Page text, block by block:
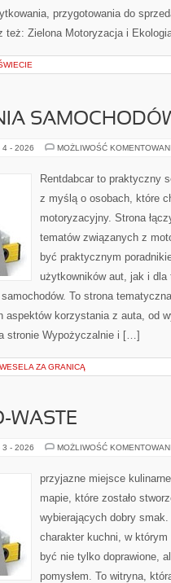
przygotowania do
też: Zielona Motoryzacja i
4 - 2026 MOŻLIWOŚĆ
Rentdabcar to praktyczny
z myślą o osobach, które
motoryzacyjny. Strona
tematów związanych z
być praktycznym
użytkowników aut, jak i
To strona
korzystania z auta, od
stronie Wypożyczalnie i […]
ZA GRANICĄ
WASTE
3 - 2026 MOŻLIWOŚĆ
przyjazne miejsce
mapie, które zostało
wybierających dobry
charakter kuchni, w
być nie tylko doprawione,
pomysłem. To witryna,